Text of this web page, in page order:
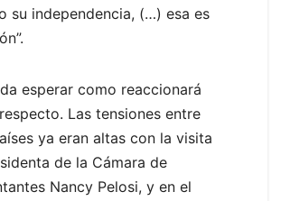
su independencia, (…) esa es
esperar como reaccionará
Las tensiones entre
ya eran altas con la visita
de la Cámara de
Nancy Pelosi, y en el